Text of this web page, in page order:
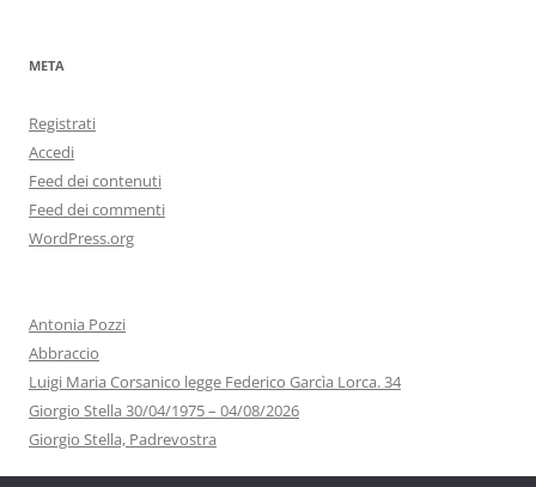
META
Registrati
Accedi
Feed dei contenuti
Feed dei commenti
WordPress.org
Antonia Pozzi
Abbraccio
Luigi Maria Corsanico legge Federico Garcìa Lorca. 34
Giorgio Stella 30/04/1975 – 04/08/2026
Giorgio Stella, Padrevostra